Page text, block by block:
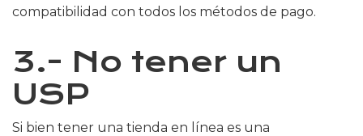
compatibilidad con todos los métodos de pago.
3.- No tener un
USP
Si bien tener una tienda en línea es una